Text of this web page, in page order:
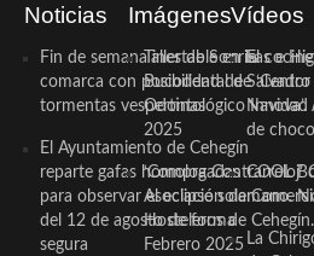
Noticias
Fin de semana inestable en la
comarca con posibilidad de
tormentas vespertinas
El Ayuntamiento de Cehegín
reparte gafas homologadas
para observar el eclipse solar
del 12 de agosto de forma
segura
Imágenes
Taller de Sonrisas e
Bucodental de ‘Centro
Odontológico Innova’.
2025
‘Compra Contrarreloj’
Asociación de
Hosteleros de Cehegín.
Febrero 2025
Vídeos
El
Navidad
de
COOL
mano.
La